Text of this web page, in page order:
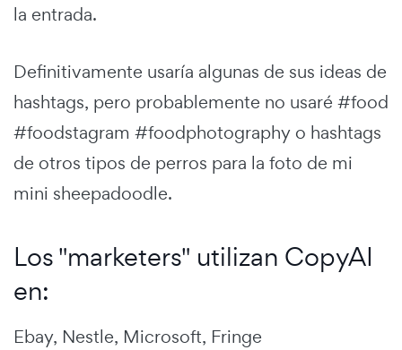
la entrada.
Definitivamente usaría algunas de sus ideas de
hashtags, pero probablemente no usaré #food
#foodstagram #foodphotography o hashtags
de otros tipos de perros para la foto de mi
mini sheepadoodle.
Los "marketers" utilizan CopyAI
en:
Ebay, Nestle, Microsoft, Fringe